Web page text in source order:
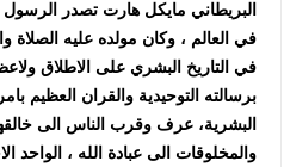
البريطاني مايكل هارت تصدر
في العالم ، وكان مولده عليه الصلاة
في التاريخ البشري على الاطلاق
برسالته التوحيدية والقران العظيم
البشرية، عرف وقرب الناس الى
والمخلوقات الى عبادة الله ، الواحد